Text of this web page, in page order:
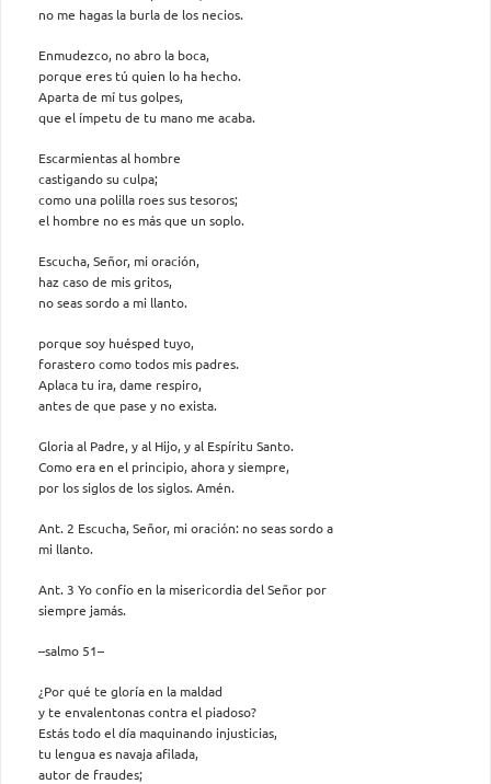
no me hagas la burla de los necios.
Enmudezco, no abro la boca,
porque eres tú quien lo ha hecho.
Aparta de mí tus golpes,
que el ímpetu de tu mano me acaba.
Escarmientas al hombre
castigando su culpa;
como una polilla roes sus tesoros;
el hombre no es más que un soplo.
Escucha, Señor, mi oración,
haz caso de mis gritos,
no seas sordo a mi llanto.
porque soy huésped tuyo,
forastero como todos mis padres.
Aplaca tu ira, dame respiro,
antes de que pase y no exista.
Gloria al Padre, y al Hijo, y al Espíritu Santo.
Como era en el principio, ahora y siempre,
por los siglos de los siglos. Amén.
Ant. 2 Escucha, Señor, mi oración: no seas sordo a
mi llanto.
Ant. 3 Yo confío en la misericordia del Señor por
siempre jamás.
–salmo 51–
¿Por qué te gloría en la maldad
y te envalentonas contra el piadoso?
Estás todo el día maquinando injusticias,
tu lengua es navaja afilada,
autor de fraudes;